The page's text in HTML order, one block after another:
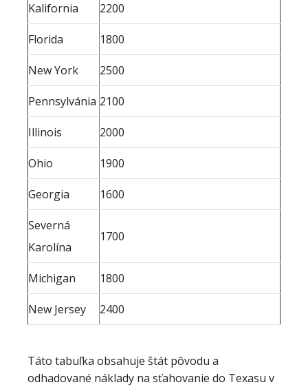
Kalifornia
2200
Florida 1800
New York 2500
Pennsylvánia 2100
Illinois 2000
Ohio 1900
Georgia 1600
Severná
Karolína
1700
Michigan 1800
New Jersey 2400
Táto tabuľka obsahuje štát pôvodu a
odhadované náklady na sťahovanie do Texasu v